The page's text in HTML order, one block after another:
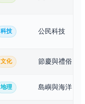
科技 公民科技
文化 節慶與禮俗
地理 島嶼與海洋